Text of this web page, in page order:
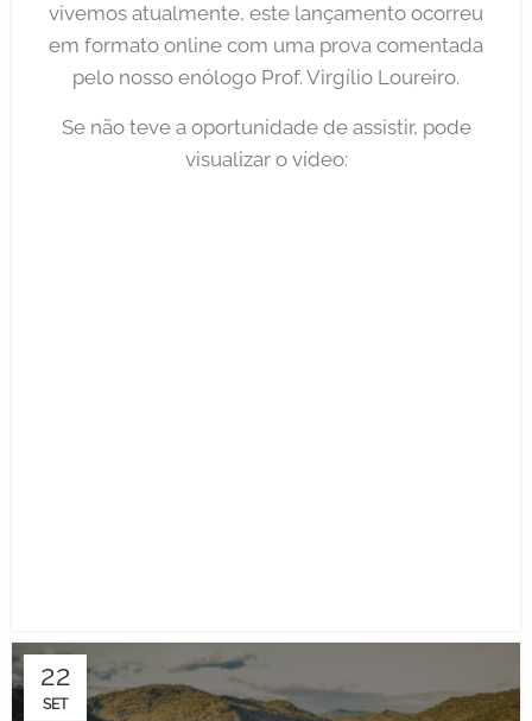
vivemos atualmente, este lançamento ocorreu
em formato online com uma prova comentada
pelo nosso enólogo Prof. Virgílio Loureiro.
Se não teve a oportunidade de assistir, pode
visualizar o vídeo:
22
SET